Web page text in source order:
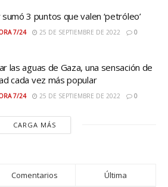
sumó 3 puntos que valen ‘petróleo’
7/24 25 DE SEPTIEMBRE DE 2022 0
las aguas de Gaza, una sensación de
cada vez más popular
7/24 25 DE SEPTIEMBRE DE 2022 0
CARGA MÁS
Comentarios Última